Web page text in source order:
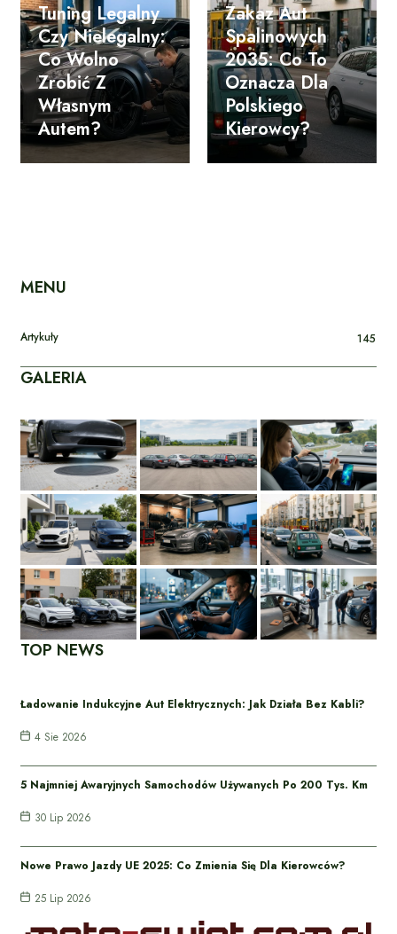
Tuning Legalny
Czy Nielegalny:
Co Wolno
Zrobić Z
Własnym
Autem?
Zakaz Aut
Spalinowych
2035: Co To
Oznacza Dla
Polskiego
Kierowcy?
MENU
Artykuły 145
GALERIA
TOP NEWS
Ładowanie Indukcyjne Aut Elektrycznych: Jak Działa Bez Kabli?
4 Sie 2026
5 Najmniej Awaryjnych Samochodów Używanych Po 200 Tys. Km
30 Lip 2026
Nowe Prawo Jazdy UE 2025: Co Zmienia Się Dla Kierowców?
25 Lip 2026